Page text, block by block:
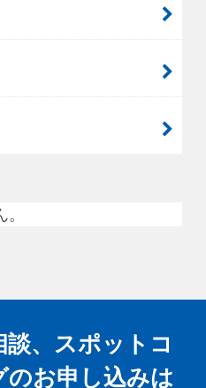
、スポットコ
のお申し込みは